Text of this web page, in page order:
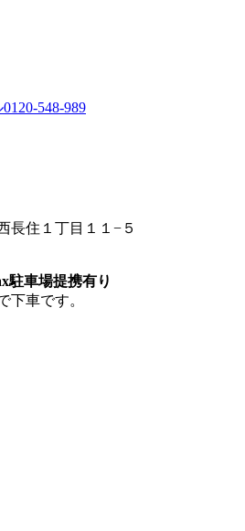
長住１丁目１１−５
駐車場提携有り
下車です。